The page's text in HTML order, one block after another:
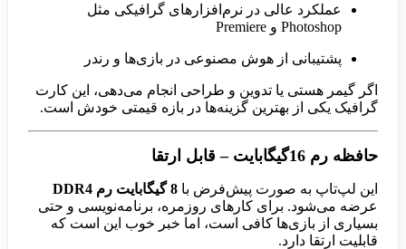
عملکرد عالی در نرم‌افزارهای گرافیکی مثل
Photoshop و Premiere
پشتیبانی از هوش مصنوعی در بازی‌ها و رندر
اگر گیمر هستی یا تدوین و طراحی انجام می‌دهی، این کارت
گرافیک یکی از بهترین گزینه‌ها در بازه قیمتی خودش است.
حافظه رم 16گیگابایت – قابل ارتقا
این لپ‌تاپ به صورت پیش‌فرض با 8 گیگابایت رم DDR4
عرضه می‌شود. برای کارهای روزمره، برنامه‌نویسی و حتی
بسیاری از بازی‌ها کافی است، اما خبر خوب این است که
قابلیت ارتقا دارد.